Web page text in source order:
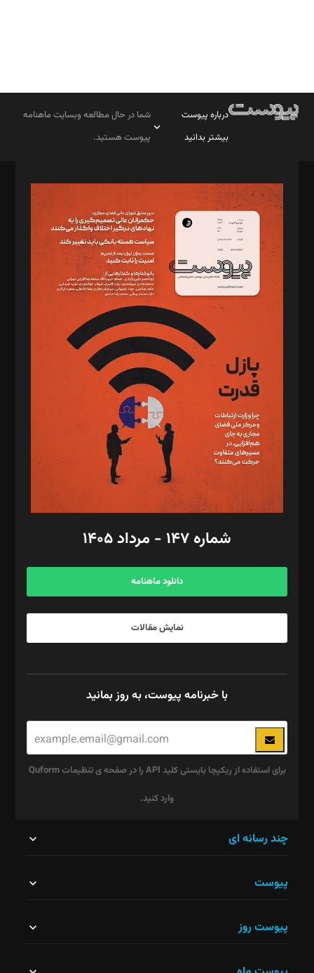
درباره پیوست
بیشتر بدانید
شما در حال مطالعه وبسایت ماهنامه
پیوست هستید.
مدیر مسئول: محمدباقر اثنی‌عشری
سردبیر: مهرک محمودی
دبیر تحریریه: میثم قاسمی
د‌بیر ناداستان: سمانه سمیع
د‌بیر خدمت و تجارت: ابوالفضل رجبی
د‌بیر حقوق فناوری: حسام‌الدین ایپکچی
د‌بیر پیوست جهان: مینا پاکدل
د‌بیر تحریریه آنلاین: بابک نقاش
تحریریه‌: مجتبی محمود‌ی، آرش برهمند، یسنا امان‌پور، سروش کرمیان،
مصطفی مسجدی آرانی، ابوالفضل رجبی، زهرا فکرانه، فائزه فتحی
رستمی،مصطفی باستان
ویرایش: نگار استاد‌‌آقا
طراح یونیفرم: مجید توکلی
فیلمبرداری و عکاسی: امیر شفیعی، مانی لطفی زاده
گرافیک و صفحه‌آرایی: سید‌سبحان‌علی ثابت
مد‌یر توسعه تجاری: کامبیز برید‌
امور مالی: شاپور رهبری، محمد‌ کاظمی‌نیا
آگهی و مشترکین: ۰۹۱۹۹۹۹۰۴۵۴
شماره ۱۴۷ - مرداد ۱۴۰۵
دانلود ماهنامه
نمایش مقالات
با خبرنامه پیوست، به روز بمانید
برای استفاده از ریکپچا بایستی کلید API را در صفحه ی تنظیمات Quform
وارد کنید.
نباید
شود.
چند رسانه ای
پیوست
پیوست روز